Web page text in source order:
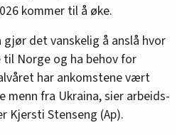
kommer til å øke.
gjør det vanskelig å anslå hvor
til Norge og ha behov for
har ankomstene vært
menn fra Ukraina, sier arbeids-
Kjersti Stenseng (Ap).